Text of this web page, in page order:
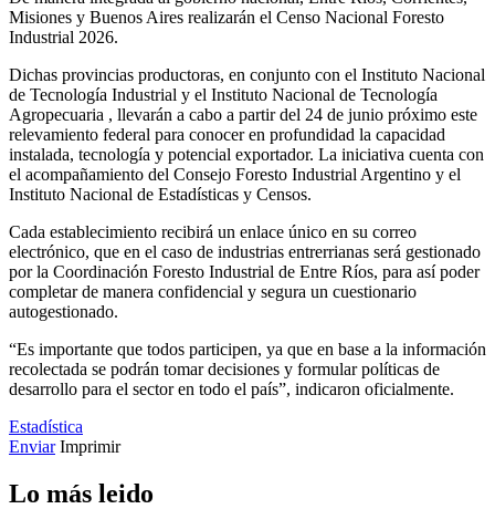
Misiones y Buenos Aires realizarán el Censo Nacional Foresto
Industrial 2026.
Dichas provincias productoras, en conjunto con el Instituto Nacional
de Tecnología Industrial y el Instituto Nacional de Tecnología
Agropecuaria , llevarán a cabo a partir del 24 de junio próximo este
relevamiento federal para conocer en profundidad la capacidad
instalada, tecnología y potencial exportador. La iniciativa cuenta con
el acompañamiento del Consejo Foresto Industrial Argentino y el
Instituto Nacional de Estadísticas y Censos.
Cada establecimiento recibirá un enlace único en su correo
electrónico, que en el caso de industrias entrerrianas será gestionado
por la Coordinación Foresto Industrial de Entre Ríos, para así poder
completar de manera confidencial y segura un cuestionario
autogestionado.
“Es importante que todos participen, ya que en base a la información
recolectada se podrán tomar decisiones y formular políticas de
desarrollo para el sector en todo el país”, indicaron oficialmente.
Estadística
Enviar Imprimir
Lo más leido